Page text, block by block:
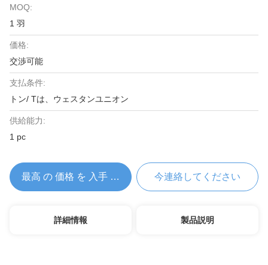
MOQ:
1 羽
価格:
交渉可能
支払条件:
トン/ Tは、ウェスタンユニオン
供給能力:
1 pc
最高 の 価格 を 入手 する 今連絡してください
詳細情報 製品説明